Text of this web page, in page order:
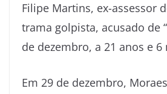
Filipe Martins, ex-assessor
trama golpista, acusado de
de dezembro, a 21 anos e
Em 29 de dezembro,